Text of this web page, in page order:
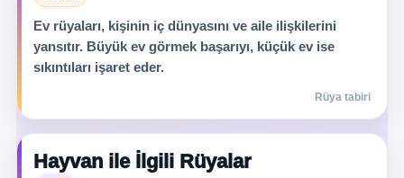
Ev rüyaları, kişinin iç dünyasını ve aile ilişkilerini
yansıtır. Büyük ev görmek başarıyı, küçük ev ise
sıkıntıları işaret eder.
Rüya tabiri
Hayvan ile İlgili Rüyalar